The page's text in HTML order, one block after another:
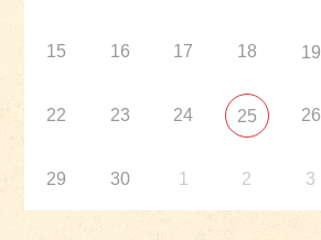
15 16 17 18 19
22 23 24 25 26
29 30 1 2 3